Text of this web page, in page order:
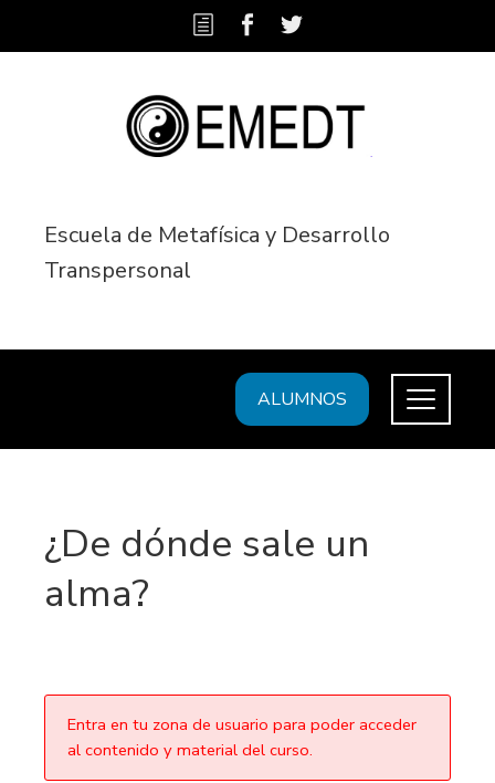
Escuela de Metafísica y Desarrollo
Transpersonal
ALUMNOS
¿De dónde sale un
alma?
Entra en tu zona de usuario para poder acceder
al contenido y material del curso.